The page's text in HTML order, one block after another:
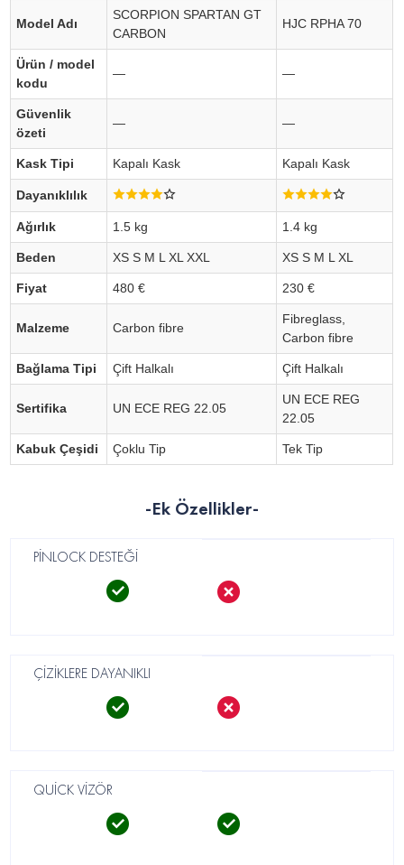
Model Adı
SCORPION SPARTAN GT
CARBON
HJC RPHA 70
Ürün / model
kodu
— —
Güvenlik
özeti
— —
Kask Tipi Kapalı Kask Kapalı Kask
Dayanıklılık
Ağırlık 1.5 kg 1.4 kg
Beden XS S M L XL XXL XS S M L XL
Fiyat 480 € 230 €
Malzeme Carbon fibre
Fibreglass,
Carbon fibre
Bağlama Tipi Çift Halkalı Çift Halkalı
Sertifika UN ECE REG 22.05
UN ECE REG
22.05
Kabuk Çeşidi Çoklu Tip Tek Tip
-Ek Özellikler-
PİNLOCK DESTEĞİ
ÇİZİKLERE DAYANIKLI
QUİCK VİZÖR